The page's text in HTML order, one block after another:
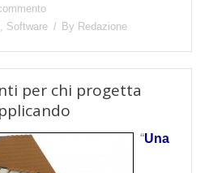
Software By Redazione
per chi progetta
“Una